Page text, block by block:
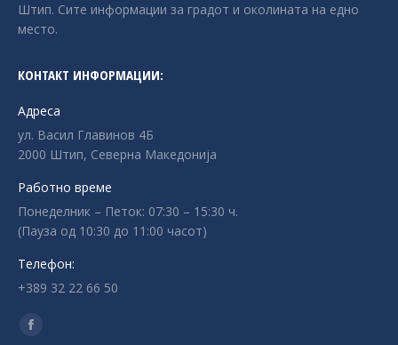
Штип. Сите информации за градот и околината на едно
место.
КОНТАКТ ИНФОРМАЦИИ:
Адреса
ул. Васил Главинов 4Б
2000 Штип, Северна Македонија
Работно време
Понеделник – Петок: 07:30 – 15:30 ч.
(Пауза од 10:30 до 11:00 часот)
Телефон:
+389 32 22 66 50
Find us on:
Facebook